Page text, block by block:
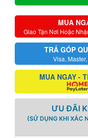
MUA
Giao Tận Nơi Hoặc
TRẢ GÓP
Visa,
MUA NGAY -
ƯU ĐÃI
(SỬ DỤNG KHI XÁC